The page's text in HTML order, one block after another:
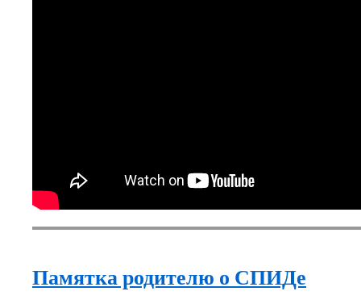
Памятка родителю о СПИДе